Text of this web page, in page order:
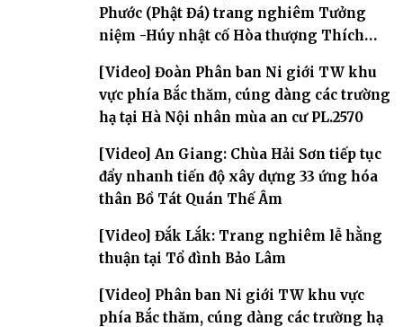
Phước (Phật Đá) trang nghiêm Tưởng
niệm -Húy nhật cố Hòa thượng Thích
[Video] Đoàn Phân ban Ni giới TW khu
vực phía Bắc thăm, cúng dàng các trường
hạ tại Hà Nội nhân mùa an cư PL.2570
[Video] An Giang: Chùa Hải Sơn tiếp tục
đẩy nhanh tiến độ xây dựng 33 ứng hóa
thân Bồ Tát Quán Thế Âm
[Video] Đắk Lắk: Trang nghiêm lễ hằng
thuận tại Tổ đình Bảo Lâm
[Video] Phân ban Ni giới TW khu vực
phía Bắc thăm, cúng dàng các trường hạ